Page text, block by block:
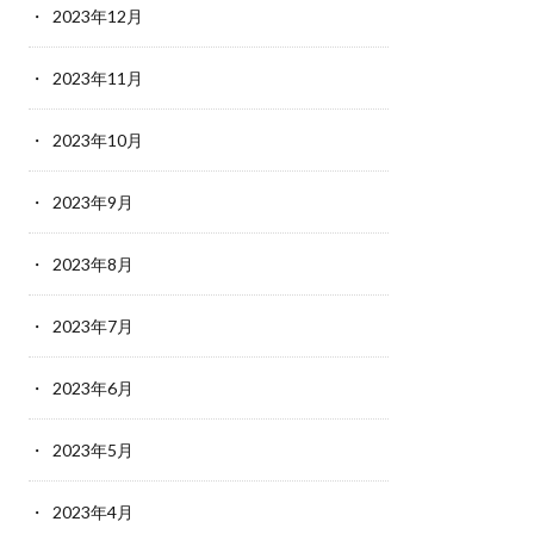
2023年12月
2023年11月
2023年10月
2023年9月
2023年8月
2023年7月
2023年6月
2023年5月
2023年4月